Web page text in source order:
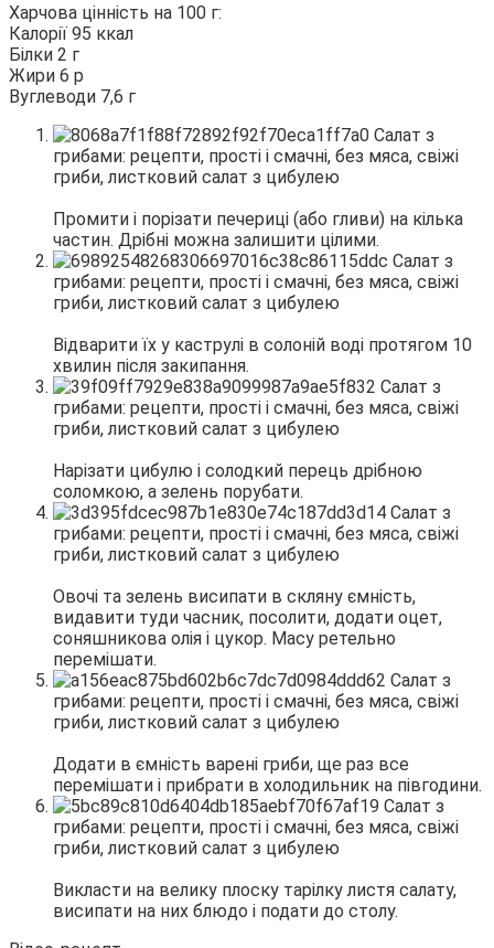
Харчова цінність на 100 г:
Калорії 95 ккал
Білки 2 г
Жири 6 р
Вуглеводи 7,6 г
Промити і порізати печериці (або гливи) на кілька
частин. Дрібні можна залишити цілими.
Відварити їх у каструлі в солоній воді протягом 10
хвилин після закипання.
Нарізати цибулю і солодкий перець дрібною
соломкою, а зелень порубати.
Овочі та зелень висипати в скляну ємність,
видавити туди часник, посолити, додати оцет,
соняшникова олія і цукор. Масу ретельно
перемішати.
Додати в ємність варені гриби, ще раз все
перемішати і прибрати в холодильник на півгодини.
Викласти на велику плоску тарілку листя салату,
висипати на них блюдо і подати до столу.